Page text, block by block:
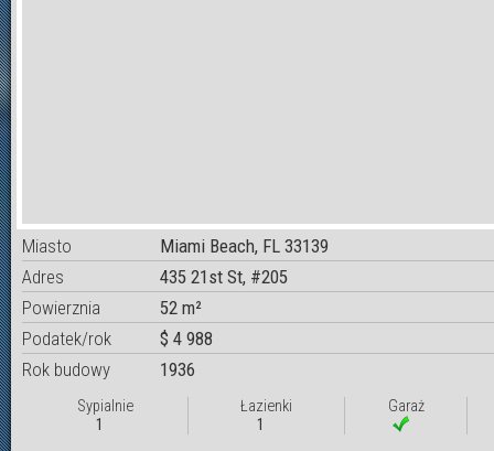
Miasto
Miami Beach, FL 33139
Adres
435 21st St, #205
Powierznia
52 m²
Podatek/rok
$ 4 988
Rok budowy
1936
Sypialnie
1
Łazienki
1
Garaż